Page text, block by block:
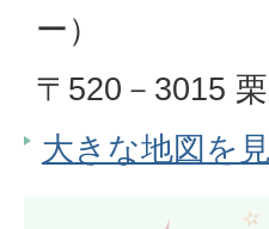
ー）
〒520－3015
大きな地図を